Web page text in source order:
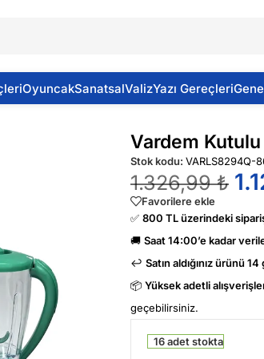
OyuncakSanatsalValizYazı Gereçleri
Vardem Kutulu
Stok kodu: VARLS8294Q-
1.326,99₺
Favorilere ekle
✅ 800 TL üzerindeki
🚚 Saat 14:00’e kadar
↩️ Satın aldığınız ürünü
📦 Yüksek adetli
geçebilirsiniz.
16 adet stokta